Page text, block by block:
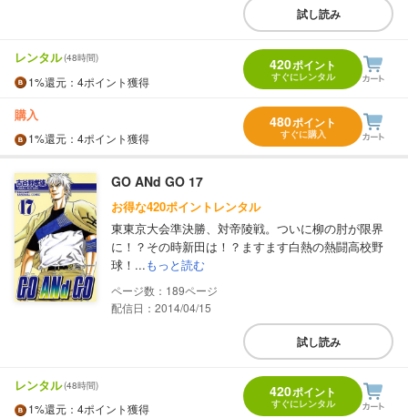
試し読み
レンタル(48時間)
1%還元 ：4ポイント獲得
420ポイント
すぐにレンタル
購入
1%還元 ：4ポイント獲得
480ポイント
すぐに購入
GO ANd GO 17
お得な420ポイントレンタル
東東京大会準決勝、対帝陵戦。ついに柳の肘が限界
に！？その時新田は！？ますます白熱の熱闘高校野
球！...もっと読む
189
配信日：2014/04/15
試し読み
レンタル(48時間)
1%還元 ：4ポイント獲得
420ポイント
すぐにレンタル